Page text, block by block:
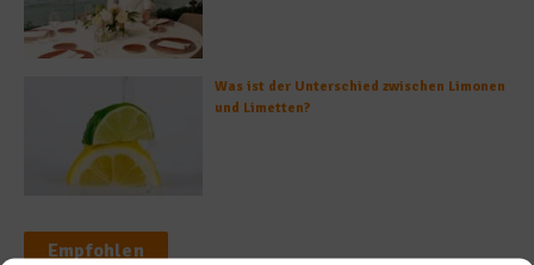
Was ist der Unterschied zwischen Limonen
und Limetten?
Empfohlen